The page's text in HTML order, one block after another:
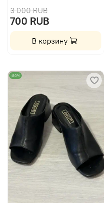
3 000 RUB
700 RUB
В корзину
-80%